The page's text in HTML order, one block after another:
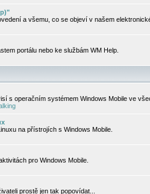
a všemu, co se objeví v našem
portálu nebo ke službám WM Help.
s operačním systémem Windows Mobile ve
na přístrojích s Windows Mobile.
pro Windows Mobile.
prostě jen tak popovídat...